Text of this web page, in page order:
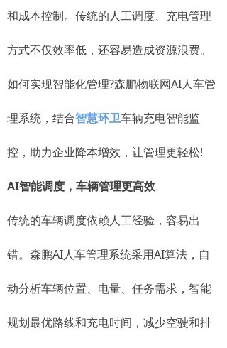
和成本控制。传统的人工调度、充电管理
方式不仅效率低，还容易造成资源浪费。
如何实现智能化管理?森鹏物联网AI人车管
理系统，结合智慧环卫车辆充电智能监
控，助力企业降本增效，让管理更轻松!
AI智能调度，车辆管理更高效
传统的车辆调度依赖人工经验，容易出
错。森鹏AI人车管理系统采用AI算法，自
动分析车辆位置、电量、任务需求，智能
规划最优路线和充电时间，减少空驶和排